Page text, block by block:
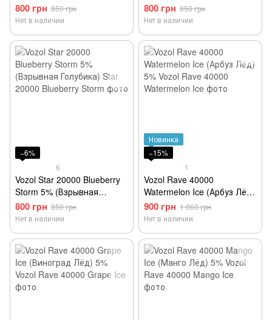
800 грн 850 грн
Нет в наличии
800 грн 850 грн
Нет в наличии
−6%
6
Vozol Star 20000 Blueberry
Storm 5% (Взрывная
Голубика)
800 грн 850 грн
Нет в наличии
Новинка
−15%
1
Vozol Rave 40000
Watermelon Ice (Арбуз Лёд)
5%
900 грн 1 060 грн
Нет в наличии